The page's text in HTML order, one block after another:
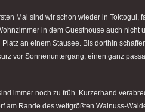
Mal sind wir schon wieder in Toktogul,
in dem Guesthouse auch nicht
an einem Stausee. Bis dorthin
vor Sonnenuntergang, einen ganz
immer noch zu früh. Kurzerhand
am Rande des weltgrößten Walnuss-